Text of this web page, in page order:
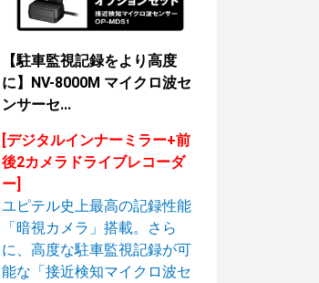
【駐車監視記録をより高度
に】NV-8000M マイクロ波セ
ンサーセ...
[デジタルインナーミラー+前
後2カメラドライブレコーダ
ー]
ユピテル史上最高の記録性能
「暗視カメラ」搭載。さら
に、高度な駐車監視記録が可
能な「接近検知マイクロ波セ